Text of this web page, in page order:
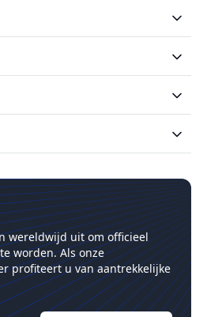
wereldwijd uit om officieel
worden. Als onze
profiteert u van aantrekkelijke